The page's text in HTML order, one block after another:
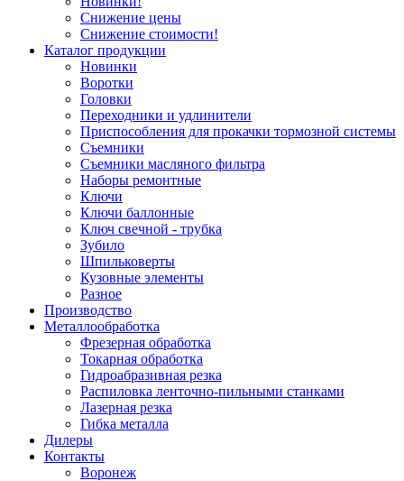
Снижение цены
Снижение стоимости!
Каталог продукции
Новинки
Воротки
Головки
Переходники и удлинители
Приспособления для прокачки тормозной системы
Съемники
Съемники масляного фильтра
Наборы ремонтные
Ключи
Ключи баллонные
Ключ свечной - трубка
Зубило
Шпильковерты
Кузовные элементы
Разное
Производство
Металлообработка
Фрезерная обработка
Токарная обработка
Гидроабразивная резка
Распиловка ленточно-пильными станками
Лазерная резка
Гибка металла
Дилеры
Контакты
Воронеж